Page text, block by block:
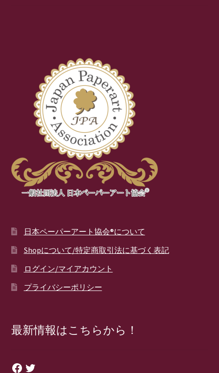
日本ペーパーアート協会®について
Shopについて/特定商取引法に基づく表記
ログイン/マイアカウント
プライバシーポリシー
最新情報はこちらから！
Facebook
Twitter